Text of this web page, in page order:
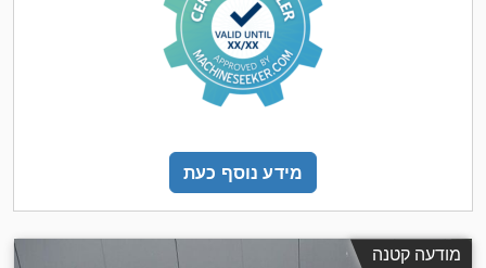
מידע נוסף כעת
מודעה קטנה